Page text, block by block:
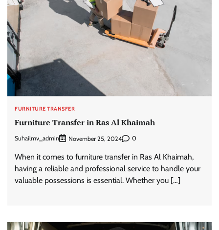
FURNITURE TRANSFER
Furniture Transfer in Ras Al Khaimah
Suhailmv_admin November 25, 2024 0
When it comes to furniture transfer in Ras Al Khaimah,
having a reliable and professional service to handle your
valuable possessions is essential. Whether you […]